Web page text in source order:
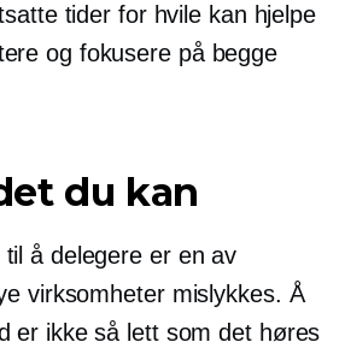
tider for hvile kan hjelpe
og fokusere på begge
du kan
å delegere er en av
virksomheter mislykkes. Å
er ikke så lett som det høres